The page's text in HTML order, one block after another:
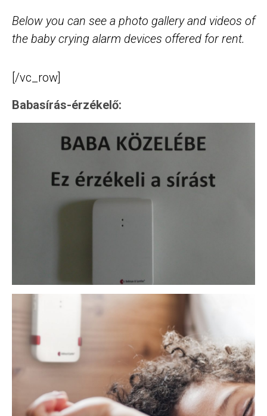
Below you can see a photo gallery and videos of
the baby crying alarm devices offered for rent.
[/vc_row]
Babasírás-érzékelő: